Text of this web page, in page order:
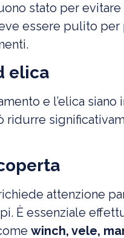
stato per
essere pulito
elica
e l’elica siano
ridurre
attenzione
È essenziale
winch, vele,